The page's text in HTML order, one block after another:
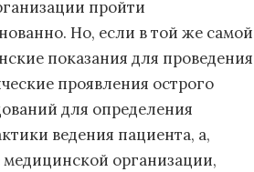
пройти
Но, если в той же самой
показания для проведения
проявления острого
для определения
ведения пациента, а,
организации,